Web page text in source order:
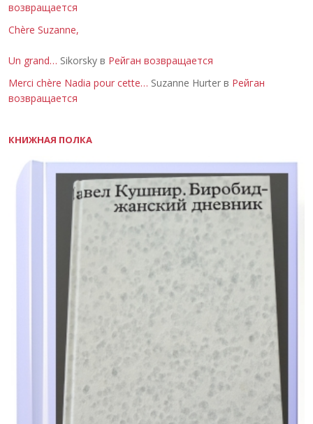
возвращается
Chère Suzanne,
Un grand… Sikorsky в Рейган возвращается
Merci chère Nadia pour cette… Suzanne Hurter в Рейган
возвращается
КНИЖНАЯ ПОЛКА